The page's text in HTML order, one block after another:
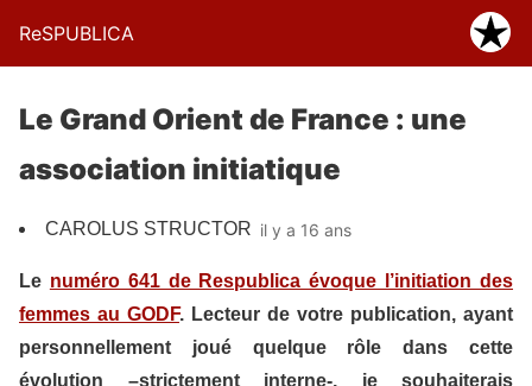
ReSPUBLICA
Le Grand Orient de France : une
association initiatique
CAROLUS STRUCTOR il y a 16 ans
Le numéro 641 de Respublica évoque l’initiation des
femmes au GODF. Lecteur de votre publication, ayant
personnellement joué quelque rôle dans cette
évolution –strictement interne-, je souhaiterais